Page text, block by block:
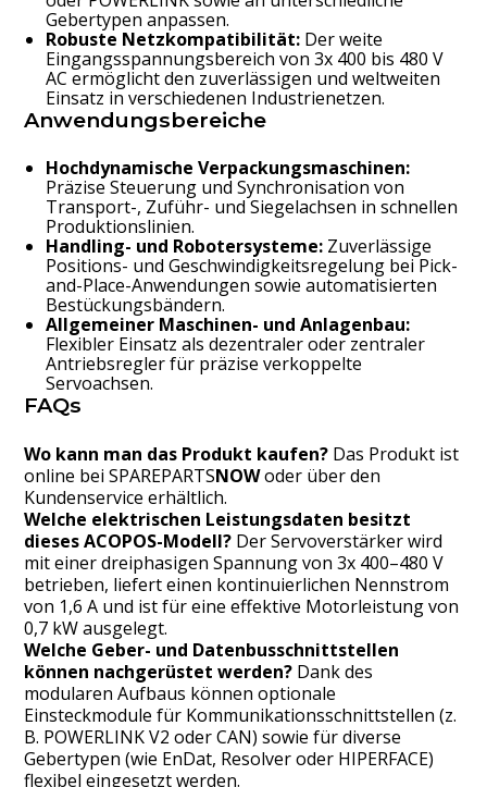
Gebertypen anpassen.
Robuste Netzkompatibilität:Der weite
Eingangsspannungsbereich von 3x 400 bis 480 V
AC ermöglicht den zuverlässigen und weltweiten
Einsatz in verschiedenen Industrienetzen.
Anwendungsbereiche
Hochdynamische Verpackungsmaschinen:
Präzise Steuerung und Synchronisation von
Transport-, Zuführ- und Siegelachsen in schnellen
Produktionslinien.
Handling- und Robotersysteme:Zuverlässige
Positions- und Geschwindigkeitsregelung bei Pick-
and-Place-Anwendungen sowie automatisierten
Bestückungsbändern.
Allgemeiner Maschinen- und Anlagenbau:
Flexibler Einsatz als dezentraler oder zentraler
Antriebsregler für präzise verkoppelte
Servoachsen.
FAQs
Wo kann man das Produkt kaufen? Das Produkt ist
online beiSPAREPARTSNOWoder über den
Kundenservice erhältlich.
Welche elektrischen Leistungsdaten besitzt
dieses ACOPOS-Modell? Der Servoverstärker wird
mit einer dreiphasigen Spannung von 3x 400–480 V
betrieben, liefert einen kontinuierlichen Nennstrom
von 1,6 A und ist für eine effektive Motorleistung von
0,7 kW ausgelegt.
Welche Geber- und Datenbusschnittstellen
können nachgerüstet werden? Dank des
modularen Aufbaus können optionale
Einsteckmodule für Kommunikationsschnittstellen (z.
B. POWERLINK V2 oder CAN) sowie für diverse
Gebertypen (wie EnDat, Resolver oder HIPERFACE)
flexibel eingesetzt werden.